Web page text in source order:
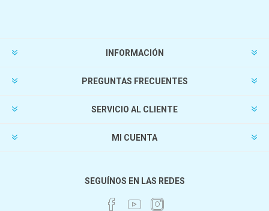
INFORMACIÓN
PREGUNTAS FRECUENTES
SERVICIO AL CLIENTE
MI CUENTA
SEGUÍNOS EN LAS REDES